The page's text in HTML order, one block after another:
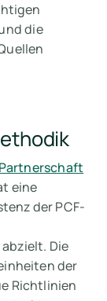
die
Partnerschaft
eine
der PCF-
Die
der
Richtlinien